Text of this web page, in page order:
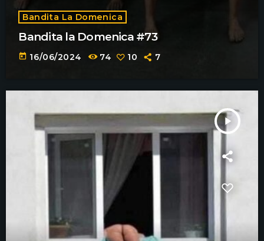
Bandita La Domenica
Bandita la Domenica #73
today 16/06/2024 74 10 7
play_arrow